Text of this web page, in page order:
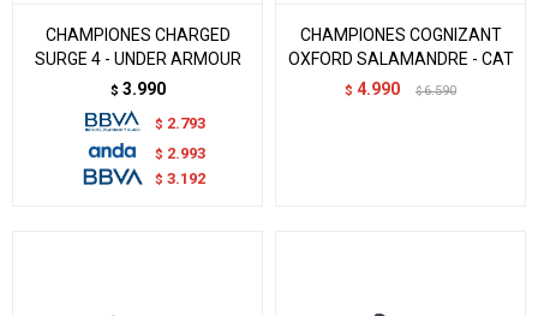
CHAMPIONES CHARGED
SURGE 4 - UNDER ARMOUR
$ 3.990
$ 2.793
$ 2.993
$ 3.192
CHAMPIONES COGNIZANT
OXFORD SALAMANDRE - CAT
$ 4.990 $ 6.590